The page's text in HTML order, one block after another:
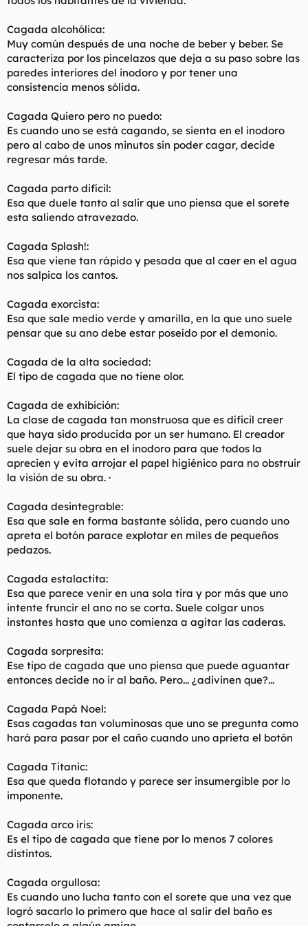
Cagada alcohólica:
Muy común después de una noche de beber y beber. Se
caracteriza por los pincelazos que deja a su paso sobre las
paredes interiores del inodoro y por tener una
consistencia menos sólida.
Cagada Quiero pero no puedo:
Es cuando uno se está cagando, se sienta en el inodoro
pero al cabo de unos minutos sin poder cagar, decide
regresar más tarde.
Cagada parto difícil:
Esa que duele tanto al salir que uno piensa que el sorete
esta saliendo atravezado.
Cagada Splash!:
Esa que viene tan rápido y pesada que al caer en el agua
nos salpica los cantos.
Cagada exorcista:
Esa que sale medio verde y amarilla, en la que uno suele
pensar que su ano debe estar poseído por el demonio.
Cagada de la alta sociedad:
El tipo de cagada que no tiene olor.
Cagada de exhibición:
La clase de cagada tan monstruosa que es díficil creer
que haya sido producida por un ser humano. El creador
suele dejar su obra en el inodoro para que todos la
aprecien y evita arrojar el papel higiénico para no obstruir
la visión de su obra. ·
Cagada desintegrable:
Esa que sale en forma bastante sólida, pero cuando uno
apreta el botón parace explotar en miles de pequeños
pedazos.
Cagada estalactita:
Esa que parece venir en una sola tira y por más que uno
intente fruncir el ano no se corta. Suele colgar unos
instantes hasta que uno comienza a agitar las caderas.
Cagada sorpresita:
Ese tipo de cagada que uno piensa que puede aguantar
entonces decide no ir al baño. Pero... ¿adivinen que?...
Cagada Papá Noel:
Esas cagadas tan voluminosas que uno se pregunta como
hará para pasar por el caño cuando uno aprieta el botón
Cagada Titanic:
Esa que queda flotando y parece ser insumergible por lo
imponente.
Cagada arco iris:
Es el tipo de cagada que tiene por lo menos 7 colores
distintos.
Cagada orgullosa:
Es cuando uno lucha tanto con el sorete que una vez que
logró sacarlo lo primero que hace al salir del baño es